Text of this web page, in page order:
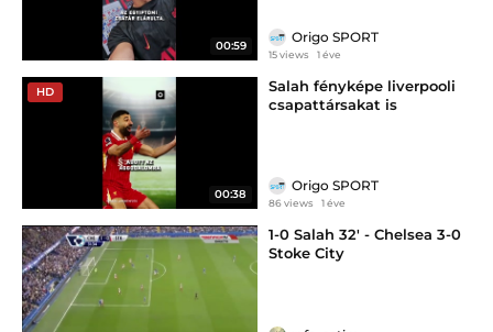
00:59
Origo SPORT
15 views 1 éve
HD
00:38
Salah fényképe liverpooli
csapattársakat is
Origo SPORT
86 views 1 éve
1-0 Salah 32' - Chelsea 3-0
Stoke City